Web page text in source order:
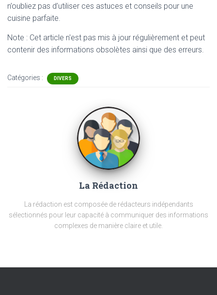
n’oubliez pas d’utiliser ces astuces et conseils pour une
cuisine parfaite.
Note : Cet article n'est pas mis à jour régulièrement et peut
contenir des informations obsolètes ainsi que des erreurs.
Catégories : DIVERS
La Rédaction
La rédaction est composée de rédacteurs indépendants
sélectionnés pour leur capacité à communiquer des informations
complexes de manière claire et utile.